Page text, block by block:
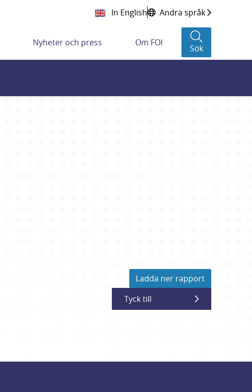
In English Andra språk
Nyheter och press Om FOI
Sök
Ladda ner rapport
Tyck till